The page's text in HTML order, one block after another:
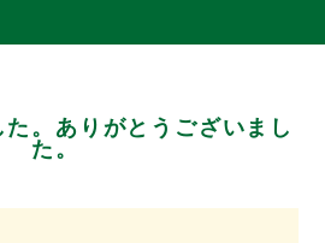
。ありがとうございまし
た。